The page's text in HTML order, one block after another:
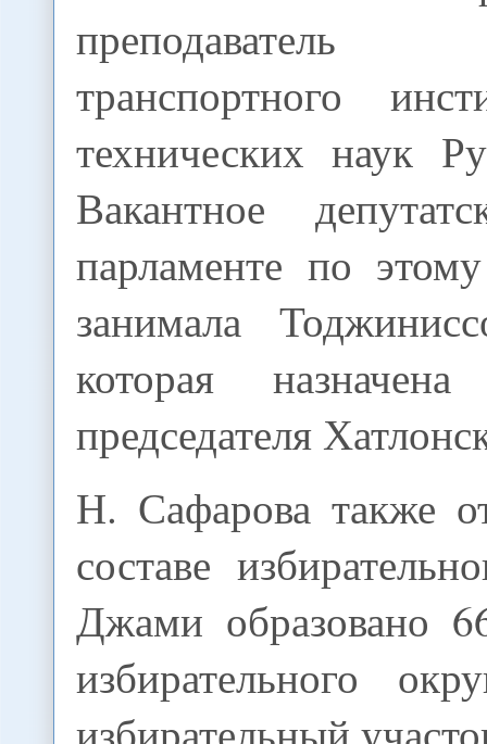
преподаватель
транспортного
технических наук
Вакантное
парламенте по
занимала
которая назначена
председателя
Н. Сафарова также
составе
Джами образовано
избирательного